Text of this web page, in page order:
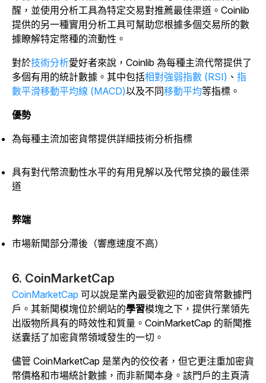
醒，並使用分析工具為特定交易對推薦最佳渠道。Coinlib
提供的另一種實用分析工具可幫助您根據多個交易所的數
據瞭解特定幣種的流動性。
對於技術分析愛好者來說，Coinlib 為每種主流代幣提供了
多個有用的統計數據。其中包括相對強弱指數 (RSI) 、 指
數平滑移動平均線 (MACD)以及不同移動平均等指標。
優勢
為每種主流加密貨幣提供詳細技術分析指標
具有對代幣流動性水平的有用見解以及代幣兌換的最佳渠
道
弊端
市場新聞部分滯後（響應速度不高）
6. CoinMarketCap
CoinMarketCap 可以說是業內最受歡迎的加密貨幣數據門
戶。其新聞模塊位於網站的學習模塊之下，提供行業領先
出版物所具有的時效性和質量。CoinMarketCap 的新聞推
送囊括了加密貨幣領域發生的一切。
儘管 CoinMarketCap 是業內的佼佼者，但它更注重加密貨
幣價格和市場統計數據，而非新聞本身。該門戶的主頁清